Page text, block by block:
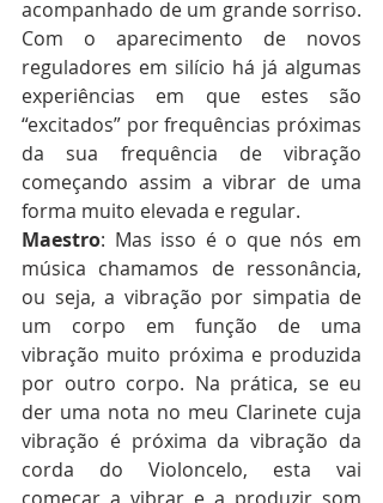
acompanhado de um grande sorriso.
Com o aparecimento de novos
reguladores em silício há já algumas
experiências em que estes são
“excitados” por frequências próximas
da sua frequência de vibração
começando assim a vibrar de uma
forma muito elevada e regular.
Maestro: Mas isso é o que nós em
música chamamos de ressonância,
ou seja, a vibração por simpatia de
um corpo em função de uma
vibração muito próxima e produzida
por outro corpo. Na prática, se eu
der uma nota no meu Clarinete cuja
vibração é próxima da vibração da
corda do Violoncelo, esta vai